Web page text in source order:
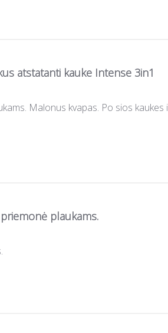
atstatanti kauke Intense 3in1
Malonus kvapas. Po sios
priemonė plaukams.